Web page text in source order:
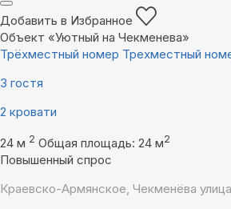
Добавить в Избранное
Объект «Уютный на Чекменева»
Трёхместный номер Трехместный
3 гостя
2 кровати
24 м 2 Общая площадь: 24 м2
Повышенный спрос
Краевско-Армянское, Чекменёва